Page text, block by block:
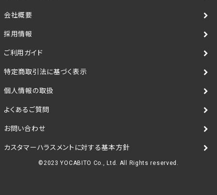
会社概要
採用情報
ご利用ガイド
特定商取引法に基づく表示
個人情報の取扱
よくあるご質問
お問い合わせ
カスタマーハラスメントに対する基本方針
©2023 YOCABITO Co., Ltd. All Rights reserved.